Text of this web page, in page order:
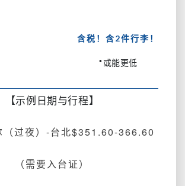
含税！含2件行李！
*或能更低
【示例日期与行程】
（过夜）-台北$351.60-366.60
（需要入台证）